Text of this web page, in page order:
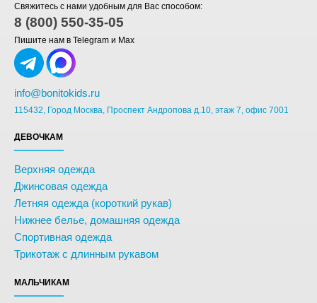
Свяжитесь с нами удобным для Вас способом:
8 (800) 550-35-05
Пишите нам в Telegram и Max
info@bonitokids.ru
115432, Город Москва, Проспект Андропова д.10, этаж 7, офис 7001
ДЕВОЧКАМ
Верхняя одежда
Джинсовая одежда
Летняя одежда (короткий рукав)
Нижнее белье, домашняя одежда
Спортивная одежда
Трикотаж с длинным рукавом
МАЛЬЧИКАМ